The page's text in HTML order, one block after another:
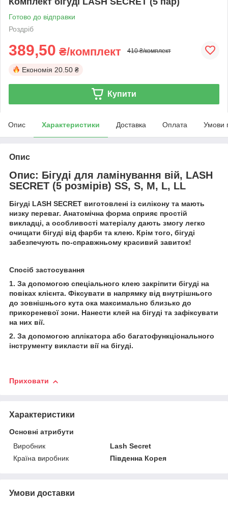
Готово до відправки
Роздріб
389,50 ₴/комплект 410 ₴/комплект
Економія 20.50 ₴
Купити
Опис Характеристики Доставка Оплата Умови
Опис
Опис: Бігуді для ламінування вій, LASH
SECRET (5 розмірів) SS, S, M, L, LL
Бігуді LASH SECRET виготовлені із силікону та мають
низку переваг. Анатомічна форма сприяє простій
викладці, а особливості матеріалу дають змогу легко
очищати бігуді від фарби та клею. Крім того, бігуді
забезпечують по-справжньому красивий завиток!
Спосіб застосування
1. За допомогою спеціального клею закріпити бігуді на
повіках клієнта. Фіксувати в напрямку від внутрішнього
до зовнішнього кута ока максимально близько до
прикореневої зони. Нанести клей на бігуді та зафіксувати
на них вії.
2. За допомогою аплікатора або багатофункціонального
інструменту викласти вії на бігуді.
Приховати
Характеристики
Основні атрибути
Виробник
Lash Secret
Країна виробник
Південна Корея
Умови доставки